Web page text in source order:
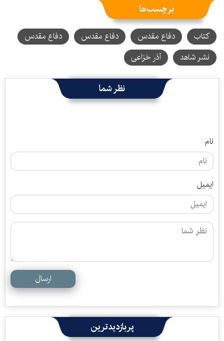
برچسب‌ها
کتاب دفاع مقدس دفاع مقدس
دفاع مقدس
نشر شاهد
آذر خزاعی
نظر شما
نام
ایمیل
ارسال
پربازدیدترین